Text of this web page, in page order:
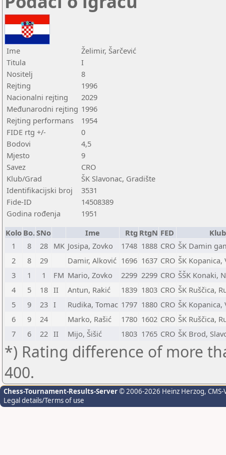
Ime
Želimir, Šarčević
Titula
I
Nositelj
8
Rejting
1996
Nacionalni rejting
2029
Međunarodni rejting 1996
Rejting performans
1954
FIDE rtg +/-
0
Bodovi
4,5
Mjesto
9
Savez
CRO
Klub/Grad
ŠK Slavonac, Gradište
Identifikacijski broj
3531
Fide-ID
14508389
Godina rođenja
1951
Kolo Bo.SNo Ime Rtg RtgN FED
1
8 28 MK Josipa, Zovko 1748 1888 CRO ŠK Damin
2
8 29 Damir, Alković 1696 1637 CRO ŠK
3
1 1 FM Mario, Zovko 2299 2299 CRO ŠŠK Konaki,
4
5 18 II Antun, Rakić 1839 1803 CRO ŠK Ruščica,
5
9 23 I Rudika, Tomac 1797 1880 CRO ŠK
6
9 24 Marko, Rašić 1780 1602 CRO ŠK Ruščica,
7
6 22 II Mijo, Šišić 1803 1765 CRO ŠK Brod,
*) Rating difference of more
400.
Chess-Tournament-Results-Server© 2006-2026 Heinz Herzog,
Legal details/Terms of use